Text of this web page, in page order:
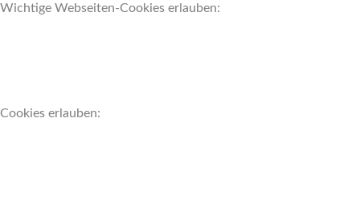
Wichtige Webseiten-Cookies erlauben:
Cookies erlauben: